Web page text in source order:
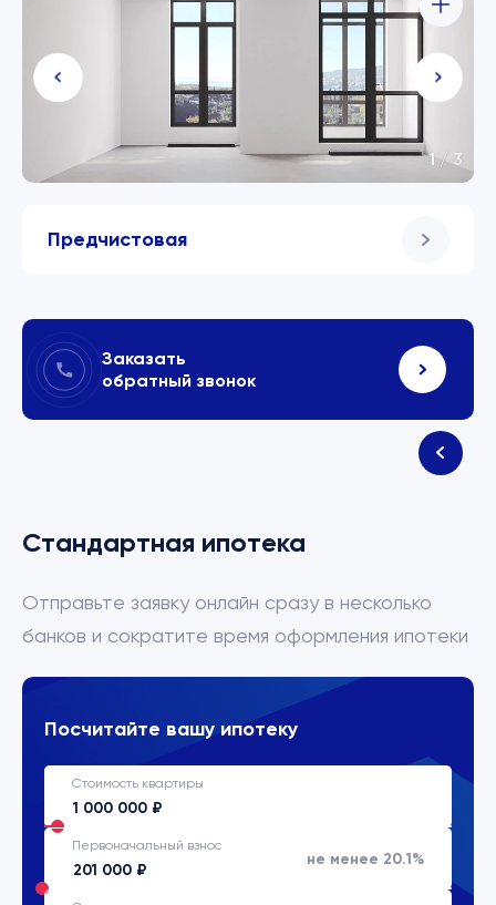
Предчистовая
1 /3
Заказать
обратный звонок
Стандартная ипотека
Отправьте заявку онлайн сразу в несколько
банков и сократите время оформления ипотеки
Посчитайте вашу ипотеку
Стоимость квартиры
Первоначальный взнос
не менее 20.1%